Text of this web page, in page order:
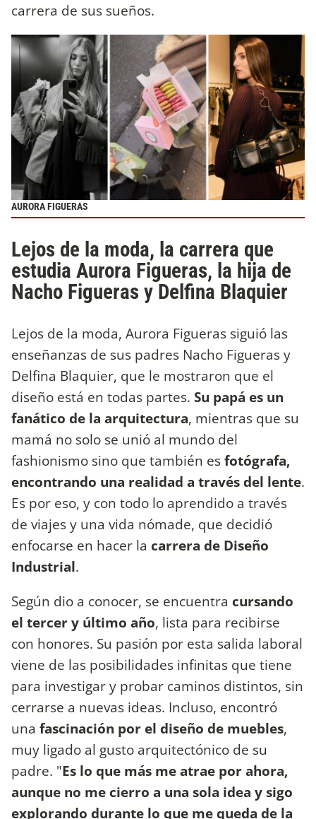
carrera de sus sueños.
AURORA FIGUERAS
Lejos de la moda, la carrera que
estudia Aurora Figueras, la hija de
Nacho Figueras y Delfina Blaquier
Lejos de la moda, Aurora Figueras siguió las
enseñanzas de sus padres Nacho Figueras y
Delfina Blaquier, que le mostraron que el
diseño está en todas partes. Su papá es un
fanático de la arquitectura, mientras que su
mamá no solo se unió al mundo del
fashionismo sino que también esfotógrafa,
encontrando una realidad a través del lente.
Es por eso, y con todo lo aprendido a través
de viajes y una vida nómade, que decidió
enfocarse en hacer la carrera de Diseño
Industrial.
Según dio a conocer, se encuentra cursando
el tercer y último año, lista para recibirse
con honores. Su pasión por esta salida laboral
viene de las posibilidades infinitas que tiene
para investigar y probar caminos distintos, sin
cerrarse a nuevas ideas. Incluso, encontró
una fascinación por el diseño de muebles,
muy ligado al gusto arquitectónico de su
padre. "Es lo que más me atrae por ahora,
aunque no me cierro a una sola idea y sigo
explorando durante lo que me queda de la